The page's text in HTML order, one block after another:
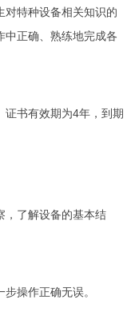
对特种设备相关知识的
中正确、熟练地完成各
证书有效期为4年，到期
，了解设备的基本结
操作正确无误。